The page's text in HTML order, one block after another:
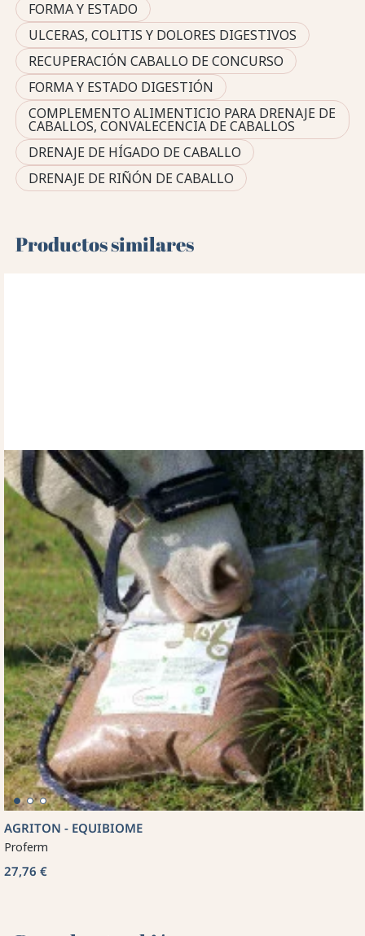
FORMA Y ESTADO
ULCERAS, COLITIS Y DOLORES DIGESTIVOS
RECUPERACIÓN CABALLO DE CONCURSO
FORMA Y ESTADO DIGESTIÓN
COMPLEMENTO ALIMENTICIO PARA DRENAJE DE
CABALLOS, CONVALECENCIA DE CABALLOS
DRENAJE DE HÍGADO DE CABALLO
DRENAJE DE RIÑÓN DE CABALLO
Productos similares
AGRITON - EQUIBIOME
Proferm
27,76 €